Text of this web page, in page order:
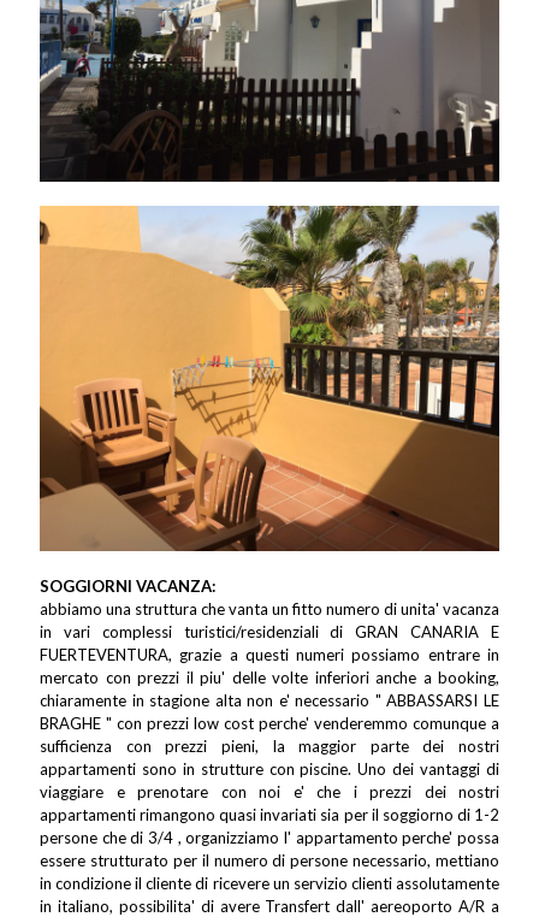
SOGGIORNI VACANZA:
abbiamo una struttura che vanta un fitto numero di unita' vacanza
in vari complessi turistici/residenziali di GRAN CANARIA E
FUERTEVENTURA, grazie a questi numeri possiamo entrare in
mercato con prezzi il piu' delle volte inferiori anche a booking,
chiaramente in stagione alta non e' necessario " ABBASSARSI LE
BRAGHE " con prezzi low cost perche' venderemmo comunque a
sufficienza con prezzi pieni, la maggior parte dei nostri
appartamenti sono in strutture con piscine. Uno dei vantaggi di
viaggiare e prenotare con noi e' che i prezzi dei nostri
appartamenti rimangono quasi invariati sia per il soggiorno di 1-2
persone che di 3/4 , organizziamo l' appartamento perche' possa
essere strutturato per il numero di persone necessario, mettiano
in condizione il cliente di ricevere un servizio clienti assolutamente
in italiano, possibilita' di avere Transfert dall' aereoporto A/R a